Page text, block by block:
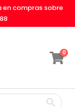
en compras sobre
0